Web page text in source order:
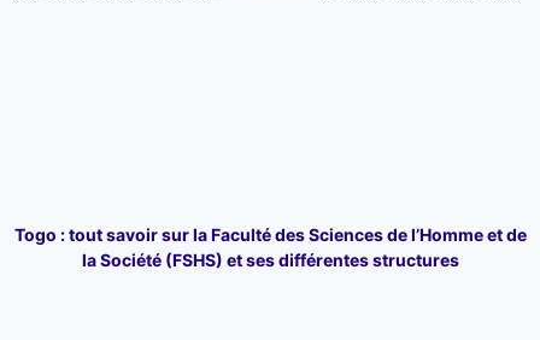
Togo : tout savoir sur la Faculté des Sciences de l’Homme et de
la Société (FSHS) et ses différentes structures